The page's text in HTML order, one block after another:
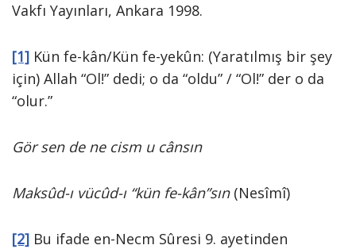
Vakfı Yayınları, Ankara 1998.
[1] Kün fe-kân/Kün fe-yekûn: (Yaratılmış bir şey
için) Allah “Ol!” dedi; o da “oldu” / “Ol!” der o da
“olur.”
Gör sen de ne cism u cânsın
Maksûd-ı vücûd-ı “kün fe-kân”sın(Nesîmî)
[2] Bu ifade en-Necm Sûresi 9. ayetinden